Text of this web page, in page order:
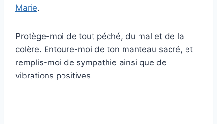
Marie.
Protège-moi de tout péché, du mal et de la
colère. Entoure-moi de ton manteau sacré, et
remplis-moi de sympathie ainsi que de
vibrations positives.